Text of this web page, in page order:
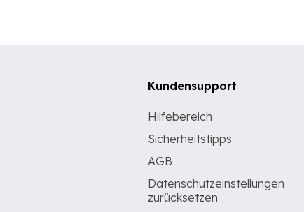
Kundensupport
Hilfebereich
Sicherheitstipps
AGB
Datenschutzeinstellungen
zurücksetzen